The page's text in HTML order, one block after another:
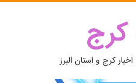
کرج
کرج و استان البرز